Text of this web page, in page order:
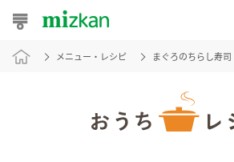
おうちレシピ
メニュー・レシピ まぐろのちらし寿司